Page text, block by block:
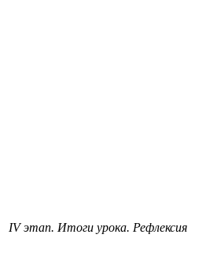
IV этап. Итоги урока. Рефлексия